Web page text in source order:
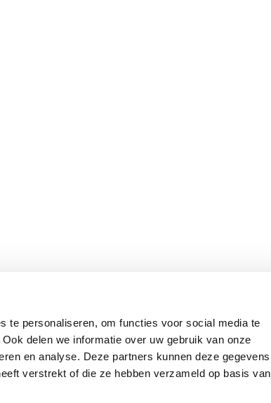
te personaliseren, om functies voor social media te
delen we informatie over uw gebruik van onze
en analyse. Deze partners kunnen deze gegevens
verstrekt of die ze hebben verzameld op basis van